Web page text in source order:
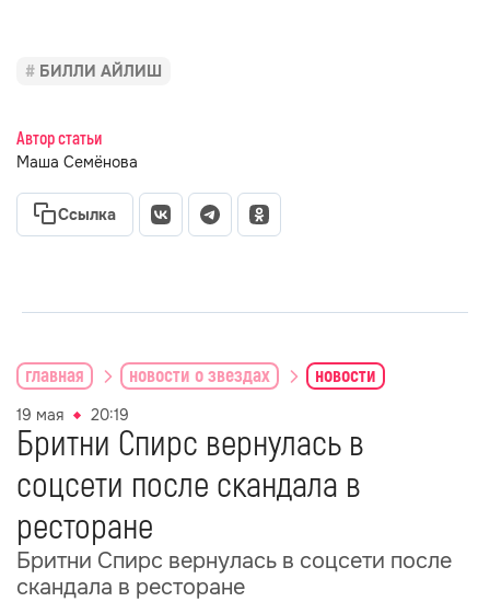
БИЛЛИ АЙЛИШ
Автор статьи
Маша Семёнова
Ссылка
главная новости о звездах новости
19 мая 20:19
Бритни Спирс вернулась в
соцсети после скандала в
ресторане
Бритни Спирс вернулась в соцсети после
скандала в ресторане